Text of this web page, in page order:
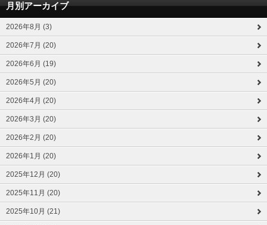
月別アーカイブ
2026年8月 (3)
2026年7月 (20)
2026年6月 (19)
2026年5月 (20)
2026年4月 (20)
2026年3月 (20)
2026年2月 (20)
2026年1月 (20)
2025年12月 (20)
2025年11月 (20)
2025年10月 (21)